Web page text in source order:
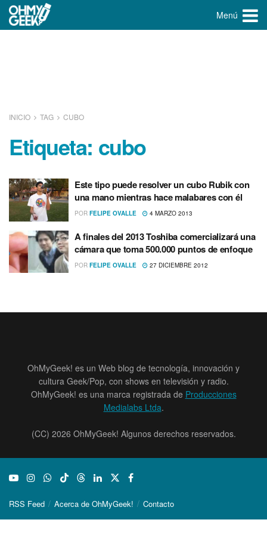
Menú
INICIO TAG CUBO
Etiqueta: cubo
Este tipo puede resolver un cubo Rubik con
una mano mientras hace malabares con él
POR FELIPE OVALLE 4 MARZO 2013
A finales del 2013 Toshiba comercializará una
cámara que toma 500.000 puntos de enfoque
POR FELIPE OVALLE 27 DICIEMBRE 2012
OhMyGeek! es un Web blog de tecnología, innovación y
cultura Geek/Pop, con shows en televisión y radio.
OhMyGeek! es una marca registrada de Producciones
Medialabs Ltda.
(CC) 2026 OhMyGeek! Algunos derechos reservados.
RSS Feed Acerca de OhMyGeek! Contacto